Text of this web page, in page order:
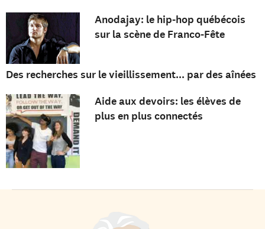
Anodajay: le hip-hop québécois
sur la scène de Franco-Fête
Des recherches sur le vieillissement... par des aînées
Aide aux devoirs: les élèves de
plus en plus connectés